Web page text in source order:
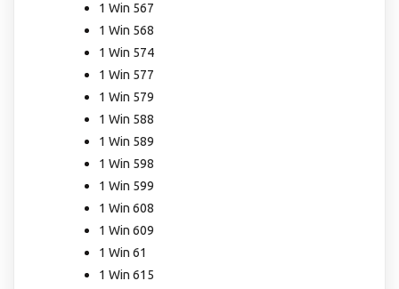
1 Win 567
1 Win 568
1 Win 574
1 Win 577
1 Win 579
1 Win 588
1 Win 589
1 Win 598
1 Win 599
1 Win 608
1 Win 609
1 Win 61
1 Win 615